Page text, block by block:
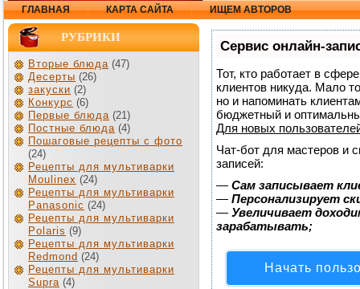
ГЛАВНАЯ КАРТА САЙТА ИЩЕМ АВТОРОВ
РУБРИКИ
Вторые блюда (47)
Десерты (26)
закуски (2)
Конкурс (6)
Первые блюда (21)
Постные блюда (4)
Пошаговые рецепты с фото
(24)
Рецепты для мультиварки
Moulinex (24)
Рецепты для мультиварки
Panasonic (24)
Рецепты для мультиварки
Polaris (9)
Рецепты для мультиварки
Redmond (24)
Рецепты для мультиварки
Supra (4)
Сервис онлайн-
Тот, кто работает в
клиентов никуда. Мало
но и напоминать
бюджетный и
Для новых
Чат-бот для мастеров и
записей:
— Сам записывает
— Персонализирует
— Увеличивает
зарабатывать;
Начать